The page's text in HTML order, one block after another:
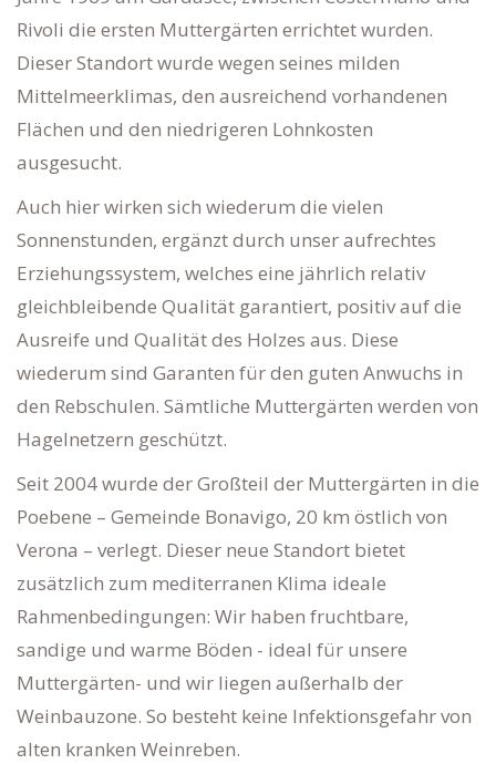
Rivoli die ersten Muttergärten errichtet wurden.
Dieser Standort wurde wegen seines milden
Mittelmeerklimas, den ausreichend vorhandenen
Flächen und den niedrigeren Lohnkosten
ausgesucht.
Auch hier wirken sich wiederum die vielen
Sonnenstunden, ergänzt durch unser aufrechtes
Erziehungssystem, welches eine jährlich relativ
gleichbleibende Qualität garantiert, positiv auf die
Ausreife und Qualität des Holzes aus. Diese
wiederum sind Garanten für den guten Anwuchs in
den Rebschulen. Sämtliche Muttergärten werden von
Hagelnetzern geschützt.
Seit 2004 wurde der Großteil der Muttergärten in die
Poebene – Gemeinde Bonavigo, 20 km östlich von
Verona – verlegt. Dieser neue Standort bietet
zusätzlich zum mediterranen Klima ideale
Rahmenbedingungen: Wir haben fruchtbare,
sandige und warme Böden - ideal für unsere
Muttergärten- und wir liegen außerhalb der
Weinbauzone. So besteht keine Infektionsgefahr von
alten kranken Weinreben.